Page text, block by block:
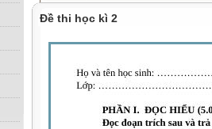
Đề thi học kì 2